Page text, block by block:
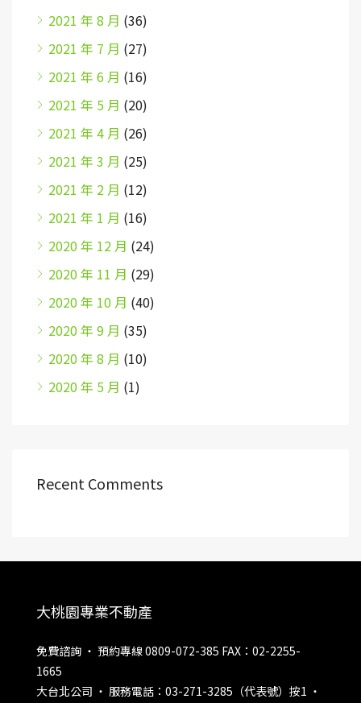
2021 年 8 月 (36)
2021 年 7 月 (27)
2021 年 6 月 (16)
2021 年 5 月 (20)
2021 年 4 月 (26)
2021 年 3 月 (25)
2021 年 2 月 (12)
2021 年 1 月 (16)
2020 年 12 月 (24)
2020 年 11 月 (29)
2020 年 10 月 (40)
2020 年 9 月 (35)
2020 年 8 月 (10)
2020 年 5 月 (1)
Recent Comments
大桃園專業不動產
免費諮詢 ‧ 預約專線 0809-072-385 FAX：02-2255-
1665
大台北公司 ‧ 服務電話：03-271-3285（代表號）按1 ‧